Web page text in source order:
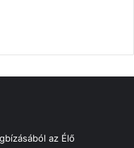
az Élő